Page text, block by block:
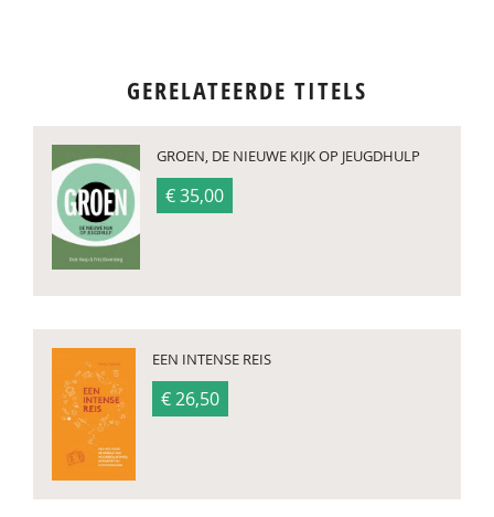
GERELATEERDE TITELS
GROEN, DE NIEUWE KIJK OP JEUGDHULP
€ 35,00
EEN INTENSE REIS
€ 26,50